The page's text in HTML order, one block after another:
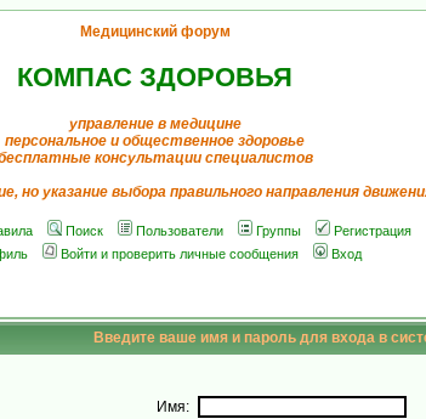
Медицинский форум
КОМПАС ЗДОРОВЬЯ
управление в медицине
персональное и общественное здоровье
консультации специалистов
но указание выбора правильного направления
Поиск Пользователи Группы
Регистрация
Войти и проверить личные сообщения Вход
Введите ваше имя и пароль для входа в
Имя: